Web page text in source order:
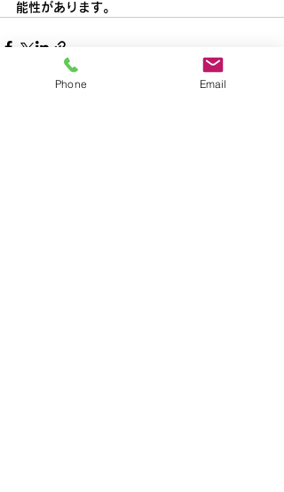
能性があります。
Phone Email